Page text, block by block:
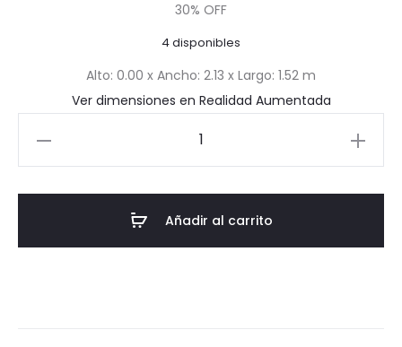
original
era:
$202.23.
actual
es:
$141.56.
30% OFF
4 disponibles
Alto: 0.00 x Ancho: 2.13 x Largo: 1.52 m
Ver dimensiones en Realidad Aumentada
Añadir al carrito